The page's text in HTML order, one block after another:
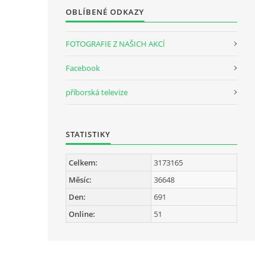
OBLÍBENÉ ODKAZY
FOTOGRAFIE Z NAŠICH AKCÍ
Facebook
příborská televize
STATISTIKY
Online: 51
Celkem:
3173165
Měsíc:
36648
Den:
691